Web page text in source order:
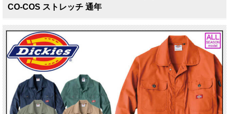
CO-COS ストレッチ 通年